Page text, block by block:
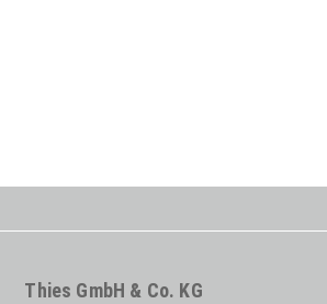
Thies GmbH & Co. KG